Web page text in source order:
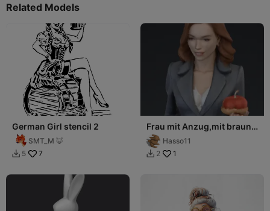
Related Models
German Girl stencil 2
SMT_M 🦊
 5 7
Frau mit Anzug,mit braune
haareHasso11
 2 1